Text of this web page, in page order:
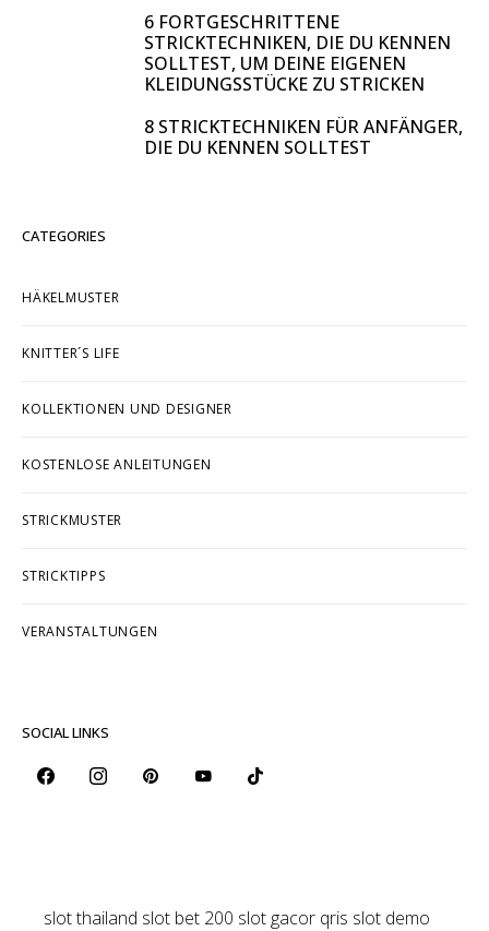
6 FORTGESCHRITTENE
STRICKTECHNIKEN, DIE DU KENNEN
SOLLTEST, UM DEINE EIGENEN
KLEIDUNGSSTÜCKE ZU STRICKEN
8 STRICKTECHNIKEN FÜR ANFÄNGER,
DIE DU KENNEN SOLLTEST
CATEGORIES
HÄKELMUSTER
KNITTER´S LIFE
KOLLEKTIONEN UND DESIGNER
KOSTENLOSE ANLEITUNGEN
STRICKMUSTER
STRICKTIPPS
VERANSTALTUNGEN
SOCIAL LINKS
slot thailand slot bet 200 slot gacor qris slot demo